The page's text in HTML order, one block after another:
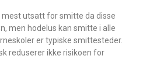
mest utsatt for smitte da disse
men hodelus kan smitte i alle
er typiske smittesteder.
reduserer ikke risikoen for